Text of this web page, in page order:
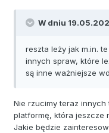
W dniu
reszta leży jak m.in.
innych spraw, które
są inne ważniejsze
Nie rzucimy teraz innych
platformę, która jeszcze
Jakie będzie